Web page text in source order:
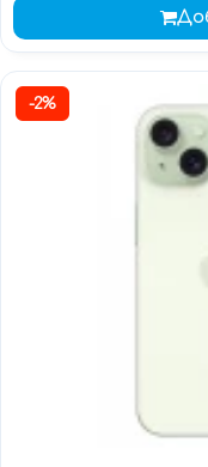
-2%